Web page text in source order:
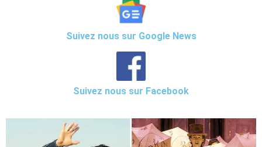
Suivez nous sur Google News
Suivez nous sur Facebook